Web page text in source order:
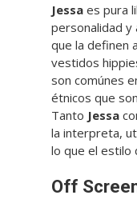
Jessa es pura
personalidad y
que la definen
vestidos
son comúnes
étnicos que
Tanto Jessa
la interpreta,
lo que el estilo
Off